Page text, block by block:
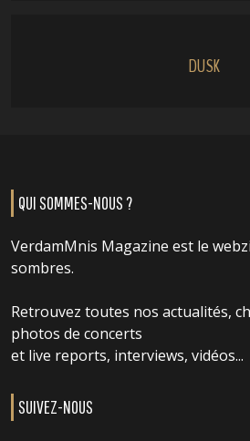
DUSK
QUI SOMMES-NOUS ?
VerdamMnis Magazine est le
sombres.
Retrouvez toutes nos actualités,
photos de concerts
et live reports, interviews, vidéos...
SUIVEZ-NOUS